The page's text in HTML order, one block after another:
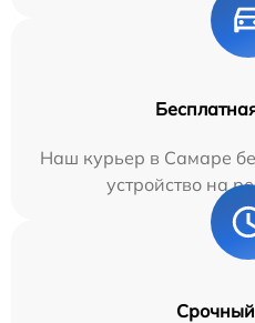
Наш курьер в Самаре
устройство на